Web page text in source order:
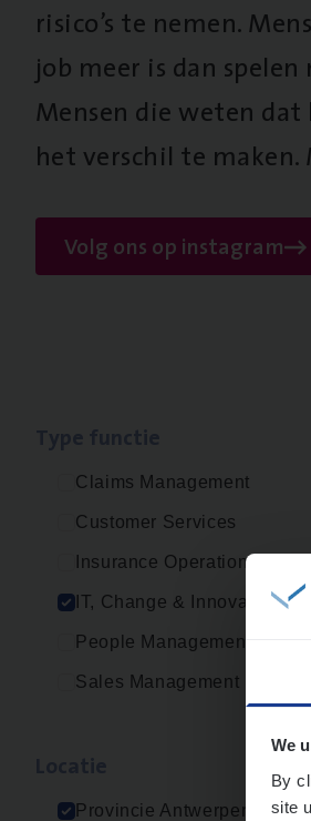
We
By
site
risico’s te nemen.
job meer is dan
Mensen die weten
het verschil te maken.
Volg ons op instagram
Claims Management
Customer Services
Insurance Operations
IT, Change & Innovation
People Management
Sales Management
Provincie Antwerpen